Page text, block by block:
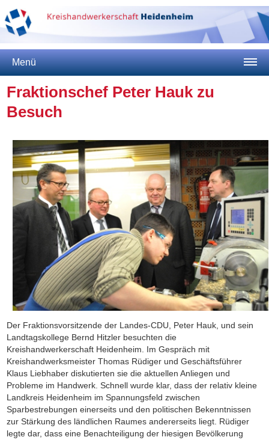
Menü
Fraktionschef Peter Hauk zu
Besuch
Der Fraktionsvorsitzende der Landes-CDU, Peter Hauk, und sein
Landtagskollege Bernd Hitzler besuchten die
Kreishandwerkerschaft Heidenheim. Im Gespräch mit
Kreishandwerksmeister Thomas Rüdiger und Geschäftsführer
Klaus Liebhaber diskutierten sie die aktuellen Anliegen und
Probleme im Handwerk. Schnell wurde klar, dass der relativ kleine
Landkreis Heidenheim im Spannungsfeld zwischen
Sparbestrebungen einerseits und den politischen Bekenntnissen
zur Stärkung des ländlichen Raumes andererseits liegt. Rüdiger
legte dar, dass eine Benachteiligung der hiesigen Bevölkerung